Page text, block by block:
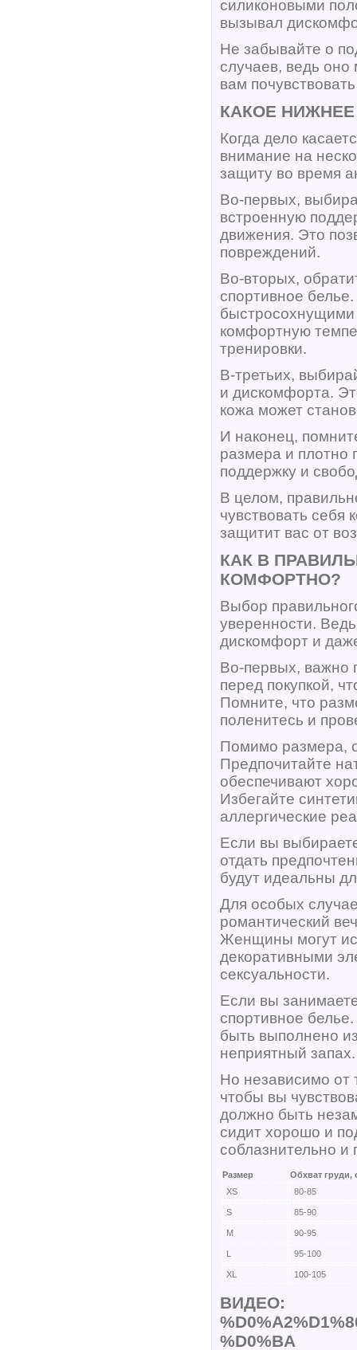
силиконовыми
вызывал
Не забывайте о
случаев, ведь
вам
КАКОЕ
Когда дело
внимание на
защиту во время
Во-первых,
встроенную
движения. Это
повреждений.
Во-вторых,
спортивное
быстросохнущими
комфортную
тренировки.
В-третьих,
и дискомфорта.
кожа может
И наконец,
размера и плотно
поддержку и
В целом,
чувствовать себя
защитит вас от
КАК В
КОМФОРТНО?
Выбор
уверенности.
дискомфорт и
Во-первых, важно
перед покупкой,
Помните, что
поленитесь и
Помимо размера,
Предпочитайте
обеспечивают
Избегайте
аллергические
Если вы
отдать
будут идеальны
Для особых
романтический
Женщины могут
декоративными
сексуальности.
Если вы
спортивное
быть выполнено
неприятный запах.
Но независимо от
чтобы вы
должно быть
сидит хорошо и
соблазнительно
Размер
Обхват груди,
XS
80-85
S 85-90
M 90-95
L 95-100
XL 100-105
ВИДЕО:
%D0%BA